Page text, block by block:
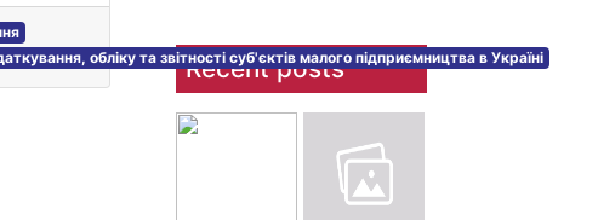
Recent posts
обліку та звітності суб'єктів малого підприємництва в Україні